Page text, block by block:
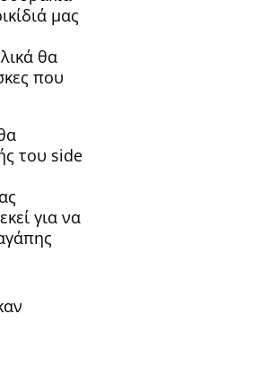
μας
θα
που
του side
για να